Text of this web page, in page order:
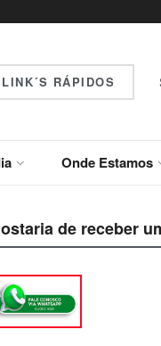
LINK´S RÁPIDOS
Onde Estamos
de receber